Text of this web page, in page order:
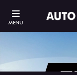
MENU